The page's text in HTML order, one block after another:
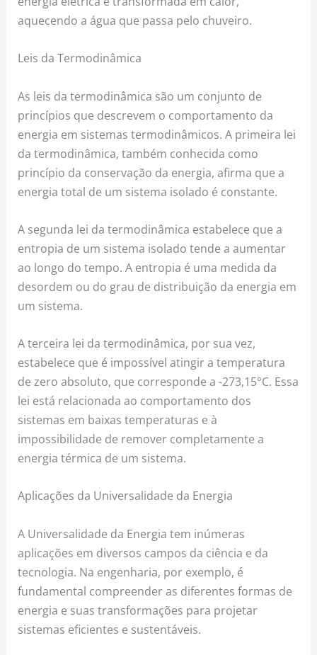
aquecendo a água que passa pelo chuveiro.
Leis da Termodinâmica
As leis da termodinâmica são um conjunto de
princípios que descrevem o comportamento da
energia em sistemas termodinâmicos. A primeira lei
da termodinâmica, também conhecida como
princípio da conservação da energia, afirma que a
energia total de um sistema isolado é constante.
A segunda lei da termodinâmica estabelece que a
entropia de um sistema isolado tende a aumentar
ao longo do tempo. A entropia é uma medida da
desordem ou do grau de distribuição da energia em
um sistema.
A terceira lei da termodinâmica, por sua vez,
estabelece que é impossível atingir a temperatura
de zero absoluto, que corresponde a -273,15°C. Essa
lei está relacionada ao comportamento dos
sistemas em baixas temperaturas e à
impossibilidade de remover completamente a
energia térmica de um sistema.
Aplicações da Universalidade da Energia
A Universalidade da Energia tem inúmeras
aplicações em diversos campos da ciência e da
tecnologia. Na engenharia, por exemplo, é
fundamental compreender as diferentes formas de
energia e suas transformações para projetar
sistemas eficientes e sustentáveis.